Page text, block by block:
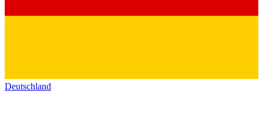
Deutschland